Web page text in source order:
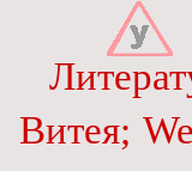
Витея;